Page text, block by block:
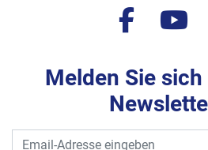
Melden Sie